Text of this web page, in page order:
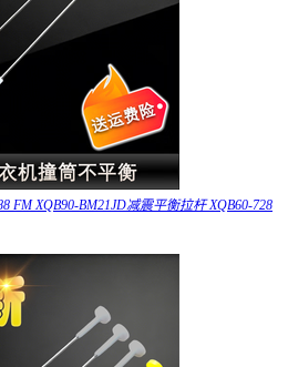
FM XQB90-BM21JD减震平衡拉杆 XQB60-728